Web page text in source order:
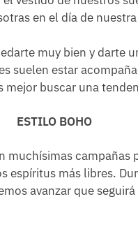
en el día de
muy bien y darte
suelen estar
buscar una
ESTILO BOHO
muchísimas
espíritus más libres.
avanzar que